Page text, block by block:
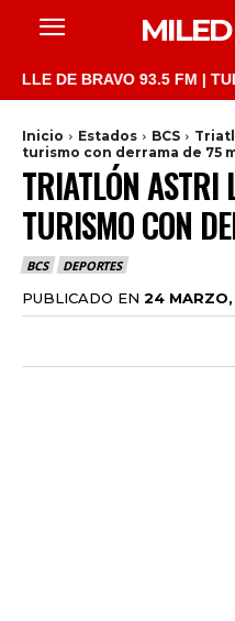
BRAVO 93.5 FM |
Inicio Estados BCS
turismo con derrama de 75
TRIATLÓN ASTRI
TURISMO CON
BCS DEPORTES
PUBLICADO EN 24